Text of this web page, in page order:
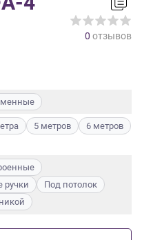
0 отзывов
5 метров
6 метров
ручки
Под потолок